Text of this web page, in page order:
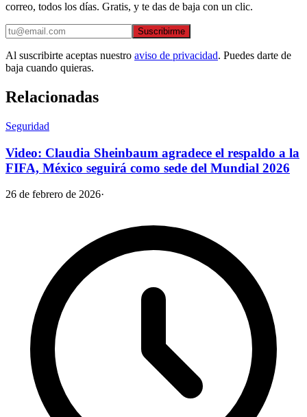
correo, todos los días. Gratis, y te das de baja con un clic.
Suscribirme
Al suscribirte aceptas nuestro aviso de privacidad. Puedes darte de
baja cuando quieras.
Relacionadas
Seguridad
Video: Claudia Sheinbaum agradece el respaldo a la
FIFA, México seguirá como sede del Mundial 2026
26 de febrero de 2026·